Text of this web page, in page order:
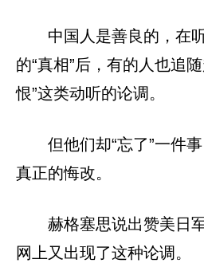
中国人是善良的，在
的“真相”后，有的人也追
恨”这类动听的论调。
但他们却“忘了”一件
真正的悔改。
赫格塞思说出赞美日
网上又出现了这种论调。